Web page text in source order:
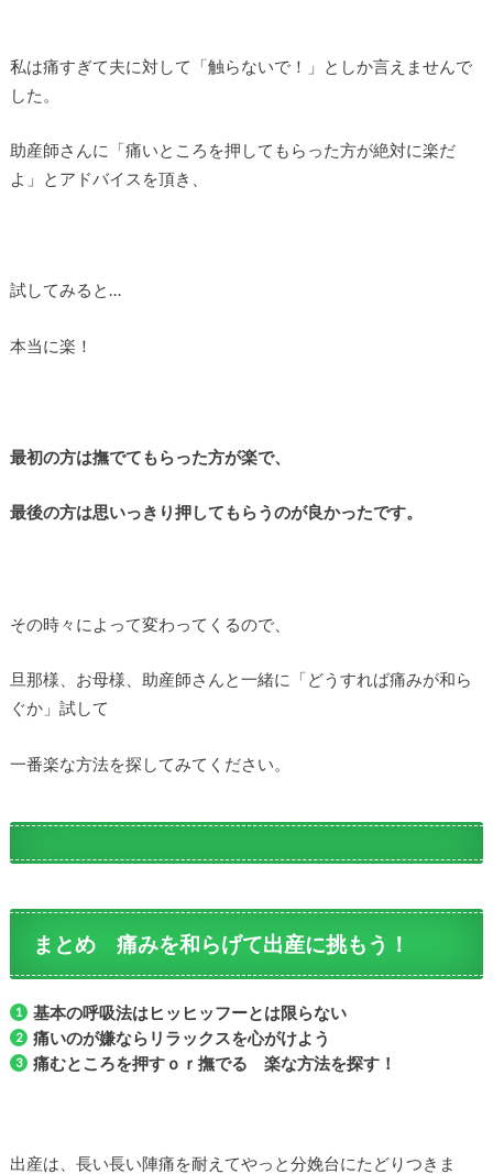
私は痛すぎて夫に対して「触らないで！」としか言えませんで
した。
助産師さんに「痛いところを押してもらった方が絶対に楽だ
よ」とアドバイスを頂き、
試してみると…
本当に楽！
最初の方は撫でてもらった方が楽で、
最後の方は思いっきり押してもらうのが良かったです。
その時々によって変わってくるので、
旦那様、お母様、助産師さんと一緒に「どうすれば痛みが和ら
ぐか」試して
一番楽な方法を探してみてください。
まとめ 痛みを和らげて出産に挑もう！
基本の呼吸法はヒッヒッフーとは限らない
痛いのが嫌ならリラックスを心がけよう
痛むところを押すｏｒ撫でる 楽な方法を探す！
出産は、長い長い陣痛を耐えてやっと分娩台にたどりつきま